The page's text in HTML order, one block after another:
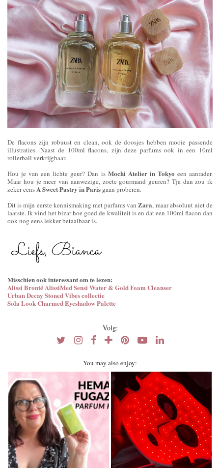
De flacons zijn robuust en clean, ook de doosjes hebben mooie passende
illustraties. Naast de 100ml flacons, zijn deze parfums ook in een 10ml
rollerball verkrijgbaar.
Hou je van een lichte geur? Dan is Mochi Atelier in Tokyo een aanrader.
Maar hou je meer van aanwezige, zoete gourmand geuren? Tja dan zou ik
zeker eensA Sweet Pastry in Paris gaan proberen.
Dit is mijn eerste kennismaking met parfums vanZara, maar absoluut niet de
laatste. Ik vind het bizar hoe goed de kwaliteit is en dat een 100ml flacon dan
ook nog eens lekker betaalbaar is.
Misschien ook interessant om te lezen:
Alissi Brontë AlissiMed Sensi Water & Gold Foam Cleanser
Urban Decay Stoned Vibes collectie
Sola Look Charmed Eyeshadow Palette
Volg:
You may also enjoy: